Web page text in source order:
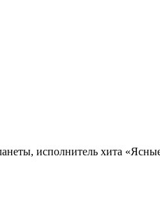
исполнитель хита